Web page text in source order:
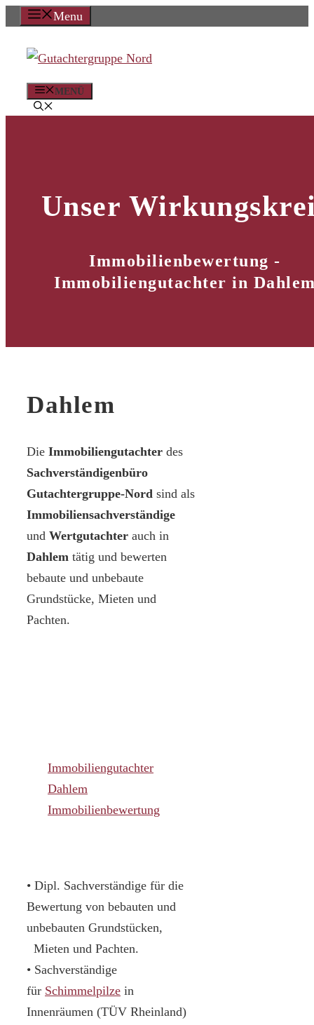
Zum
springen
Menu
MENÜ
Unser
Immobilienbewertung -
Immobiliengutachter in
Dahlem
Die Immobiliengutachter des
Sachverständigenbüro
Gutachtergruppe-Nord sind als
Immobiliensachverständige
und Wertgutachter auch in
Dahlem tätig und bewerten
bebaute und unbebaute
Grundstücke, Mieten und
Pachten.
Immobiliengutachter
Dahlem
Immobilienbewertung
• Dipl. Sachverständige für die
Bewertung von bebauten und
unbebauten Grundstücken,
Mieten und Pachten.
• Sachverständige
für Schimmelpilze in
Innenräumen (TÜV Rheinland)